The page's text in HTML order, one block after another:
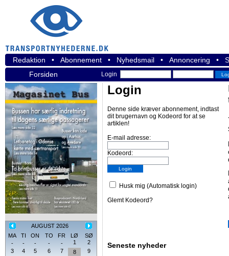
Redaktion • Abonnement • Nyhedsmail • Annoncering •
Forsiden
Login
AUGUST 2026
MA
TI ON TO FR LØ
SØ
-
- - - - 1
2
3
4 5 6 7 8
9
Login
Denne side kræver abonnement, indtast
dit brugernavn og Kodeord for at se
artiklen!
E-mail adresse:
Kodeord:
Husk mig (Automatisk login)
Glemt Kodeord?
Seneste nyheder